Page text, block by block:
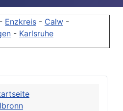
- Enzkreis - Calw -
- Karlsruhe